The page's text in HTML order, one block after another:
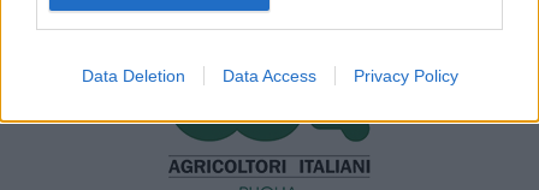
Data Deletion Data Access Privacy Policy